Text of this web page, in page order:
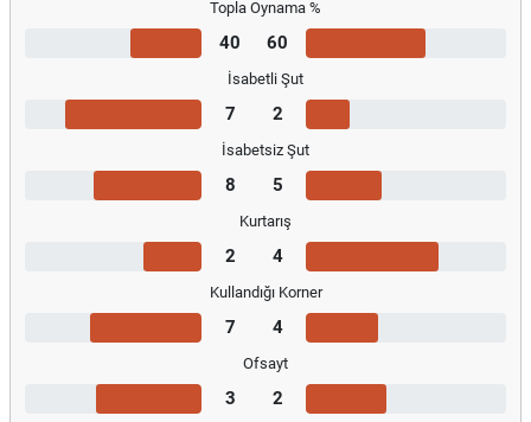
Topla Oynama %
40 60
İsabetli Şut
7 2
İsabetsiz Şut
8 5
Kurtarış
2 4
Kullandığı Korner
7 4
Ofsayt
3 2